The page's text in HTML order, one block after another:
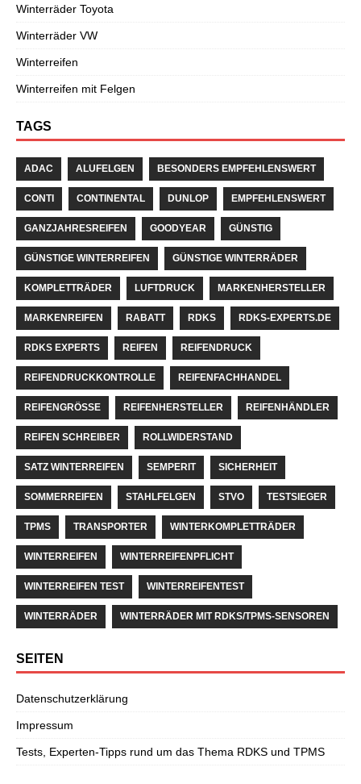
Winterräder Toyota
Winterräder VW
Winterreifen
Winterreifen mit Felgen
TAGS
ADAC ALUFELGEN BESONDERS EMPFEHLENSWERT
CONTI CONTINENTAL DUNLOP EMPFEHLENSWERT
GANZJAHRESREIFEN GOODYEAR GÜNSTIG
GÜNSTIGE WINTERREIFEN GÜNSTIGE WINTERRÄDER
KOMPLETTRÄDER LUFTDRUCK MARKENHERSTELLER
MARKENREIFEN RABATT RDKS RDKS-EXPERTS.DE
RDKS EXPERTS REIFEN REIFENDRUCK
REIFENDRUCKKONTROLLE REIFENFACHHANDEL
REIFENGRÖSSE REIFENHERSTELLER REIFENHÄNDLER
REIFEN SCHREIBER ROLLWIDERSTAND
SATZ WINTERREIFEN SEMPERIT SICHERHEIT
SOMMERREIFEN STAHLFELGEN STVO TESTSIEGER
TPMS TRANSPORTER WINTERKOMPLETTRÄDER
WINTERREIFEN WINTERREIFENPFLICHT
WINTERREIFEN TEST WINTERREIFENTEST
WINTERRÄDER WINTERRÄDER MIT RDKS/TPMS-SENSOREN
SEITEN
Datenschutzerklärung
Impressum
Tests, Experten-Tipps rund um das Thema RDKS und TPMS